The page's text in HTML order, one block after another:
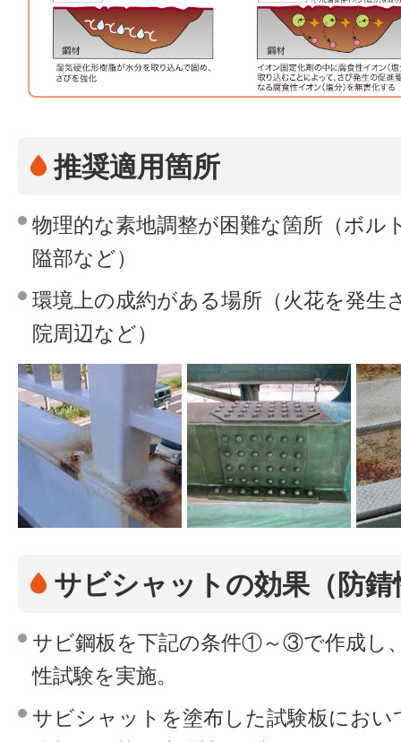
推奨適用箇所
物理的な素地調整が困難な箇所（ボル
隘部など）
環境上の成約がある場所（火花を発生
院周辺など）
サビシャットの効果（防錆
サビ鋼板を下記の条件①～③で作成し
性試験を実施。
サビシャットを塗布した試験板にお